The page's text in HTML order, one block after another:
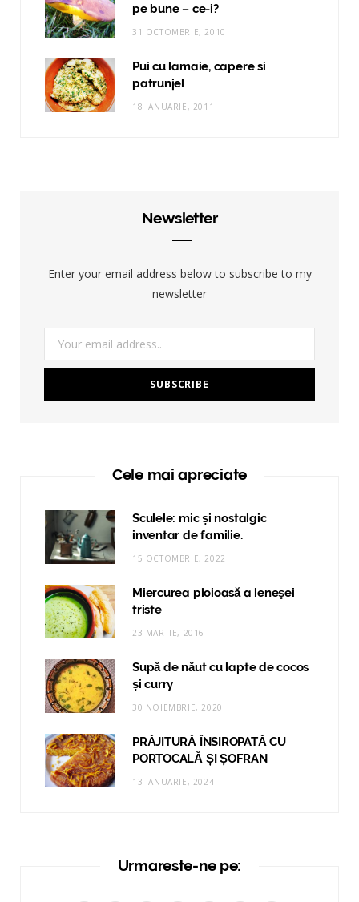
pe bune – ce-i?
31 OCTOMBRIE, 2010
Pui cu lamaie, capere si
patrunjel
18 IANUARIE, 2011
Newsletter
Enter your email address below to subscribe to my
newsletter
Cele mai apreciate
Sculele: mic și nostalgic
inventar de familie.
15 OCTOMBRIE, 2022
Miercurea ploioasă a leneşei
triste
23 MARTIE, 2016
Supă de năut cu lapte de cocos
și curry
30 NOIEMBRIE, 2020
PRĂJITURĂ ÎNSIROPATĂ CU
PORTOCALĂ ȘI ȘOFRAN
13 IANUARIE, 2024
Urmareste-ne pe: